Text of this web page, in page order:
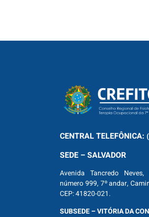
CENTRALTELEFÔNICA:
SEDE – SALVADOR
Avenida Tancredo
número 999, 7º andar,
CEP: 41820-021.
SUBSEDE – VITÓRIA DA